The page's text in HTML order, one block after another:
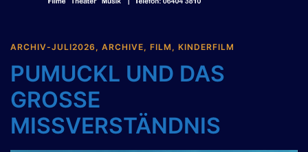
ARCHIV-JULI2026 , ARCHIVE, FILM , KINDERFILM
PUMUCKL UND DAS
GROSSE
MISSVERSTÄNDNIS